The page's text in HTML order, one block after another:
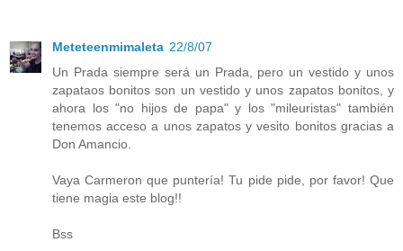
Meteteenmimaleta 22/8/07
Un Prada siempre será un Prada, pero un vestido y unos
zapataos bonitos son un vestido y unos zapatos bonitos, y
ahora los "no hijos de papa" y los "mileuristas" también
tenemos acceso a unos zapatos y vesito bonitos gracias a
Don Amancio.
Vaya Carmeron que puntería! Tu pide pide, por favor! Que
tiene magia este blog!!
Bss